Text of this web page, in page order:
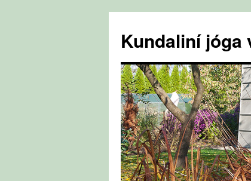
obsahu
webu
Kundaliní jóga